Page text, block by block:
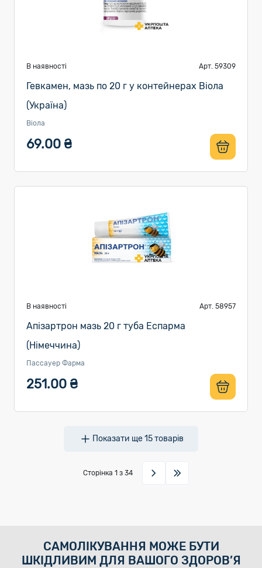
В наявності Арт. 59309
Гевкамен, мазь по 20 г у контейнерах Віола
(Україна)
Віола
69.00 ₴
В наявності Арт. 58957
Апізартрон мазь 20 г туба Еспарма
(Німеччина)
Пассауер Фарма
251.00 ₴
Показати ще15товарів
Сторінка 1 з 34
САМОЛІКУВАННЯ МОЖЕ БУТИ
ШКІДЛИВИМ ДЛЯ ВАШОГО ЗДОРОВ’Я